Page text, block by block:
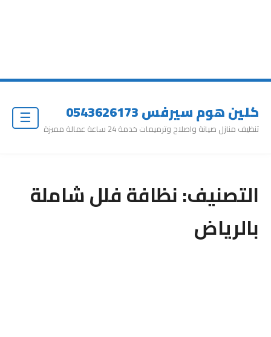
كلين هوم سيرفس 0543626173
تنظيف منازل صيانة واصلاح وترميمات خدمة 24 ساعة عمالة مميزة
التصنيف:نظافة فلل شاملة
بالرياض